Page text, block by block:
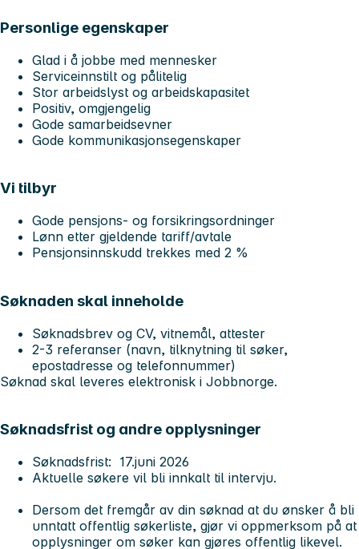
Personlige egenskaper
Glad i å jobbe med mennesker
Serviceinnstilt og pålitelig
Stor arbeidslyst og arbeidskapasitet
Positiv, omgjengelig
Gode samarbeidsevner
Gode kommunikasjonsegenskaper
Vi tilbyr
Gode pensjons- og forsikringsordninger
Lønn etter gjeldende tariff/avtale
Pensjonsinnskudd trekkes med 2 %
Søknaden skal inneholde
Søknadsbrev og CV, vitnemål, attester
2-3 referanser (navn, tilknytning til søker,
epostadresse og telefonnummer)
Søknad skal leveres elektronisk i Jobbnorge.
Søknadsfrist og andre opplysninger
Søknadsfrist: 17.juni 2026
Aktuelle søkere vil bli innkalt til intervju.
Dersom det fremgår av din søknad at du ønsker å bli
unntatt offentlig søkerliste, gjør vi oppmerksom på at
opplysninger om søker kan gjøres offentlig likevel.